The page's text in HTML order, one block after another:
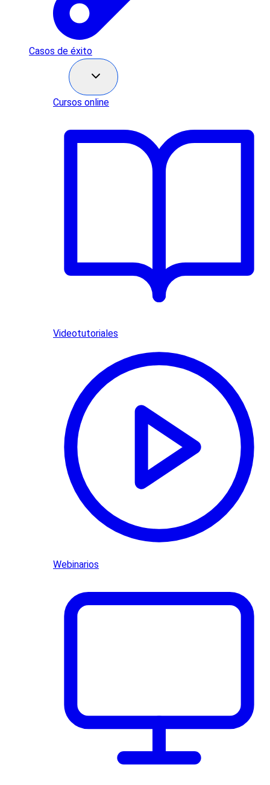
Casos de éxito
Cursos online
Videotutoriales
Webinarios